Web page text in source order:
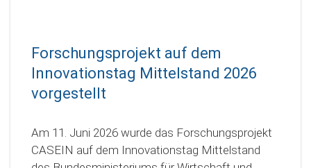
Forschungsprojekt auf dem
Innovationstag Mittelstand 2026
vorgestellt
Am 11. Juni 2026 wurde das Forschungsprojekt
CASEIN auf dem Innovationstag Mittelstand